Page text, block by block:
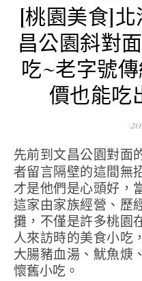
[桃園美食]
昌公園斜對
吃~老字號
價也能吃
先前到文昌公園對面
者留言隔壁的這間無
才是他們是心頭好，
這家由家族經營、歷
攤，不僅是許多桃園
人來訪時的美食小吃
大腸豬血湯、魷魚焿
懷舊小吃。